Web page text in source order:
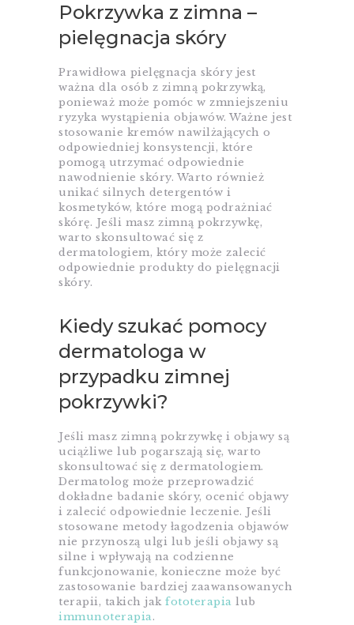
Pokrzywka z zimna –
pielęgnacja skóry
Prawidłowa pielęgnacja skóry jest
ważna dla osób z zimną pokrzywką,
ponieważ może pomóc w zmniejszeniu
ryzyka wystąpienia objawów. Ważne jest
stosowanie kremów nawilżających o
odpowiedniej konsystencji, które
pomogą utrzymać odpowiednie
nawodnienie skóry. Warto również
unikać silnych detergentów i
kosmetyków, które mogą podrażniać
skórę. Jeśli masz zimną pokrzywkę,
warto skonsultować się z
dermatologiem, który może zalecić
odpowiednie produkty do pielęgnacji
skóry.
Kiedy szukać pomocy
dermatologa w
przypadku zimnej
pokrzywki?
Jeśli masz zimną pokrzywkę i objawy są
uciążliwe lub pogarszają się, warto
skonsultować się z dermatologiem.
Dermatolog może przeprowadzić
dokładne badanie skóry, ocenić objawy
i zalecić odpowiednie leczenie. Jeśli
stosowane metody łagodzenia objawów
nie przynoszą ulgi lub jeśli objawy są
silne i wpływają na codzienne
funkcjonowanie, konieczne może być
zastosowanie bardziej zaawansowanych
terapii, takich jak fototerapia lub
immunoterapia.